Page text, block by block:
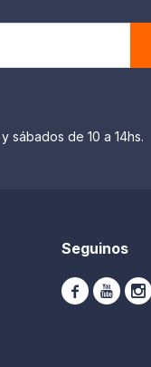
sábados de 10 a 14hs.
Seguinos
  